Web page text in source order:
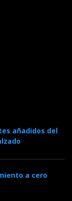
añadidos del
a cero